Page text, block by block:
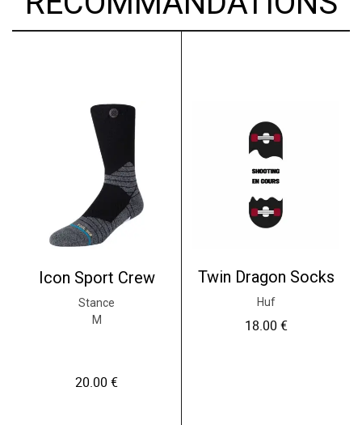
Icon Sport Crew
Stance
M
20.00 €
Twin Dragon Socks
Huf
18.00 €